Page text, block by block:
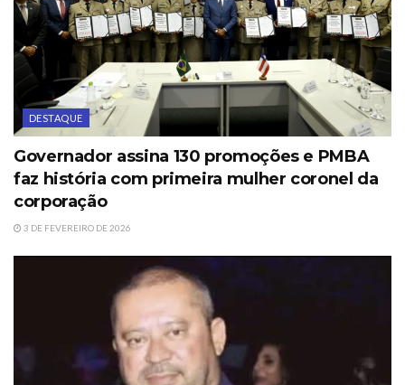
DESTAQUE
Governador assina 130 promoções e PMBA
faz história com primeira mulher coronel da
corporação
3 DE FEVEREIRO DE 2026